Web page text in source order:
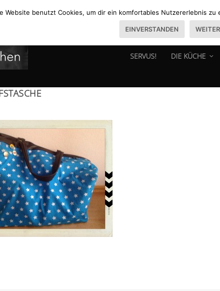
SERVUS! DIE KÜCHE
Website benutzt Cookies, um dir ein komfortables Nutzererlebnis
EINVERSTANDEN